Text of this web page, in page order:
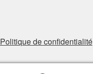
Politique de confidentialité